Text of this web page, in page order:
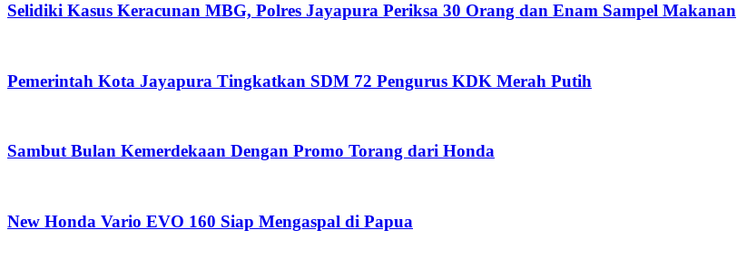
Selidiki Kasus Keracunan MBG, Polres Jayapura Periksa 30 Orang dan Enam Sampel Makanan
Pemerintah Kota Jayapura Tingkatkan SDM 72 Pengurus KDK Merah Putih
Sambut Bulan Kemerdekaan Dengan Promo Torang dari Honda
New Honda Vario EVO 160 Siap Mengaspal di Papua